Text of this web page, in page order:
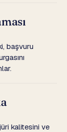
başvuru
kalitesini ve